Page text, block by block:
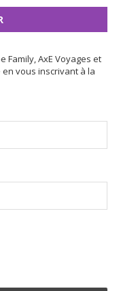
Family, AxE Voyages et
vous inscrivant à la